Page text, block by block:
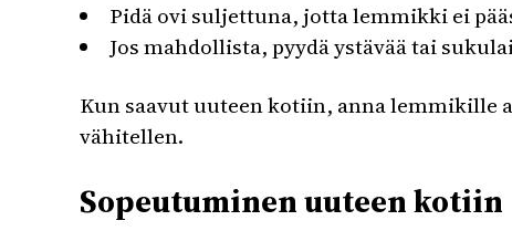
Pidä ovi suljettuna, jotta lemmikki ei
Jos mahdollista, pyydä ystävää tai
Kun saavut uuteen kotiin, anna lemmikille
vähitellen.
Sopeutuminen uuteen kotiin